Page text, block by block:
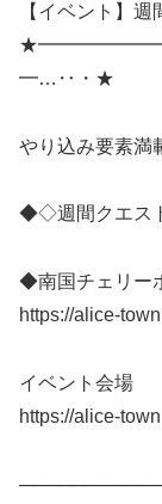
【イベント】
━…‥・★
やり込み要素満
◆◇週間クエス
◆南国チェリー
https://alice-
イベント会場
https://alice-